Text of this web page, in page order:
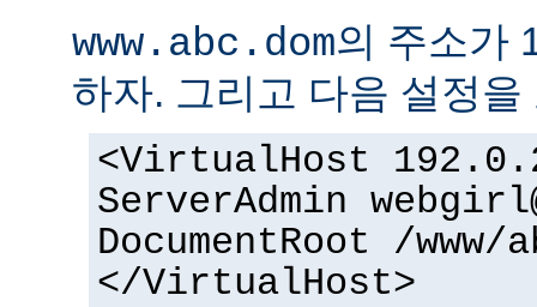
www.abc.dom의 주소가
하자. 그리고 다음 설정을
<VirtualHost
ServerAdmin
DocumentRoot /www/
</VirtualHost>